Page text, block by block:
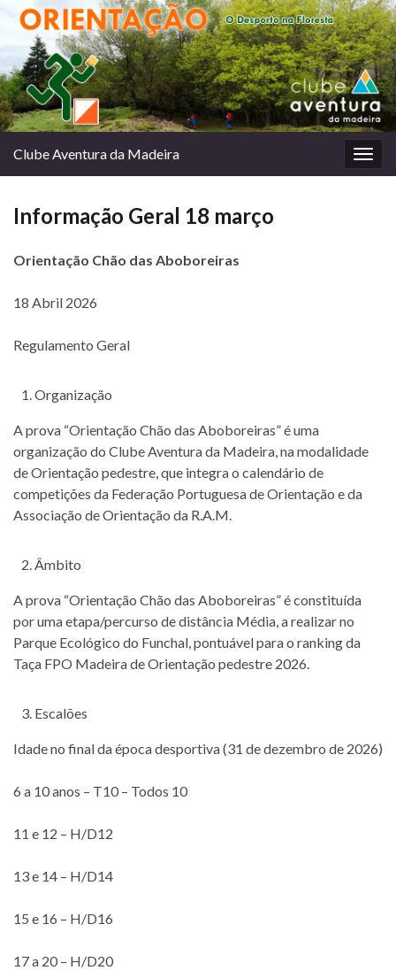
Clube Aventura da Madeira
Informação Geral 18 março
Orientação Chão das Aboboreiras
18 Abril 2026
Regulamento Geral
Organização
A prova “Orientação Chão das Aboboreiras” é uma
organização do Clube Aventura da Madeira, na modalidade
de Orientação pedestre, que integra o calendário de
competições da Federação Portuguesa de Orientação e da
Associação de Orientação da R.A.M.
Âmbito
A prova “Orientação Chão das Aboboreiras” é constituída
por uma etapa/percurso de distância Média, a realizar no
Parque Ecológico do Funchal, pontuável para o ranking da
Taça FPO Madeira de Orientação pedestre 2026.
Escalões
Idade no final da época desportiva (31 de dezembro de 2026)
6 a 10 anos – T10 – Todos 10
11 e 12 – H/D12
13 e 14 – H/D14
15 e 16 – H/D16
17 a 20 – H/D20